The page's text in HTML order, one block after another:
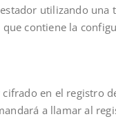
utilizando una
contiene la
en el registro
a llamar al